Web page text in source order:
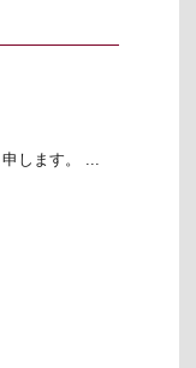
します。 ...